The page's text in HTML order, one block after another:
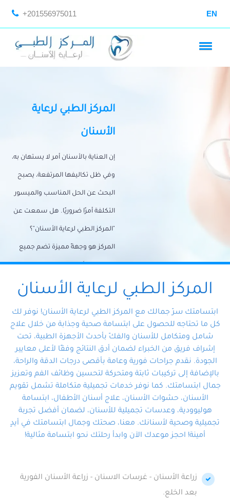
+201556975011 EN
المركز الطبي لرعاية
الأسنان
إن العناية بالأسنان أمر لا يستهان به،
وفي ظل تكاليفها المرتفعة، يصبح
البحث عن الحل المناسب والميسور
التكلفة أمرًا ضروريًا. هل سمعت عن
"المركز الطبي لرعاية الأسنان"؟
المركز هو وجهةً مميزة تضم جميع
احتياجات الأسنان تحت سقف واحد،
وتضمن لك حلاً شاملًا لجميع
المتخصص ذوي الخبرة، ستجد نفسك
في أيد أمينة تلبي احتياجاتك بكل
احترافية ودقة.
المركز الطبي لرعاية الأسنان
ابتسامتك سرّ جمالك مع المركز الطبي لرعاية الأسنان! نوفر لك
كل ما تحتاجه للحصول على ابتسامة صحية وجذابة من خلال علاج
شامل ومتكامل للأسنان والفكّ بأحدث الأجهزة الطبية، تحت
إشراف فريق من الخبراء لضمان أدق النتائج وفقًا لأعلى معايير
الجودة. نقدم جراحات فورية وعامة بأقصى درجات الدقة والراحة،
بالإضافة إلى تركيبات ثابتة ومتحركة لتحسين وظائف الفم وتعزيز
جمال ابتسامتك. كما نوفر خدمات تجميلية متكاملة تشمل تقويم
الأسنان، حشوات الأسنان، علاج أسنان الأطفال، ابتسامة
هوليوودية، وعدسات تجميلية للأسنان، لضمان أفضل تجربة
تجميلية وصحية لأسنانك. معنا، صحتك وجمال ابتسامتك في أيدٍ
أمينة! احجز موعدك الآن وابدأ رحلتك نحو ابتسامة مثالية!
زراعة الأسنان - غرسات الاسنان - زراعة الأسنان الفورية
بعد الخلع.